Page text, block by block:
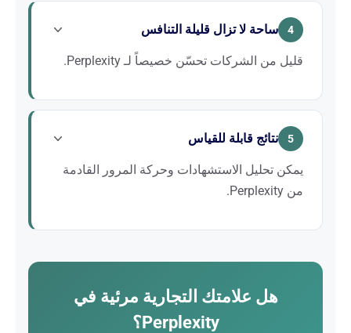
ساحة لا تزال قليلة التنافس
قليل من الشركات تحسّن خصيصاً لـ Perplexity.
الاستثمار في GEO لـ Perplexity اليوم يرسّخك كمصدر
نتائج قابلة للقياس
يمكن تحليل الاستشهادات وحركة المرور القادمة
من Perplexity.
نتابع حضورك في Perplexity وحركة المرور المرتبطة به
هل علامتك التجارية مرئية في
Perplexity؟